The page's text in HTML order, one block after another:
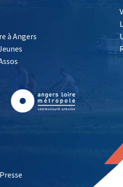
à Angers
une nouvelle fenêtre, Ouvre une
Presse , Ouvre une nouvelle fenêtre